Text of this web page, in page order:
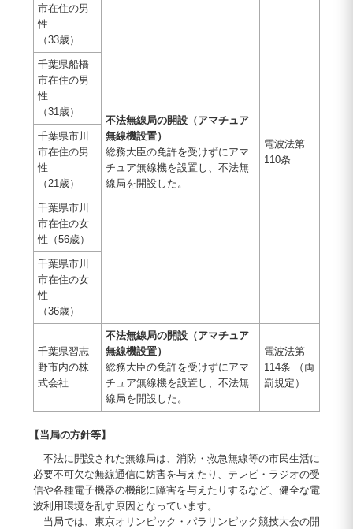
市在住の男
性
（33歳）
不法無線局の開設（アマチュア
無線機設置）
総務大臣の免許を受けずにアマ
チュア無線機を設置し、不法無
線局を開設した。
電波法第
110条
千葉県船橋
市在住の男
性
（31歳）
千葉県市川
市在住の男
性
（21歳）
千葉県市川
市在住の女
性（56歳）
千葉県市川
市在住の女
性
（36歳）
千葉県習志
野市内の株
式会社
不法無線局の開設（アマチュア
無線機設置）
総務大臣の免許を受けずにアマ
チュア無線機を設置し、不法無
線局を開設した。
電波法第
114条 （両
罰規定）
【当局の方針等】
不法に開設された無線局は、消防・救急無線等の市民生活に
必要不可欠な無線通信に妨害を与えたり、テレビ・ラジオの受
信や各種電子機器の機能に障害を与えたりするなど、健全な電
波利用環境を乱す原因となっています。
当局では、東京オリンピック・パラリンピック競技大会の開